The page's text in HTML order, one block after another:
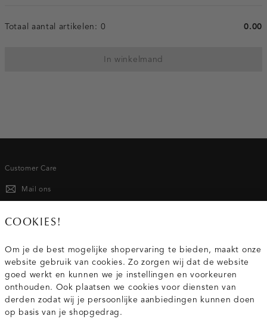
Totaal aantal artikelen: 0 0.00
In winkelmand
Customer Care
Mail ons
Service
Wij zijn Costes
COOKIES!
Om je de best mogelijke shopervaring te bieden, maakt onze
website gebruik van cookies. Zo zorgen wij dat de website
goed werkt en kunnen we je instellingen en voorkeuren
onthouden. Ook plaatsen we cookies voor diensten van
derden zodat wij je persoonlijke aanbiedingen kunnen doen
op basis van je shopgedrag.